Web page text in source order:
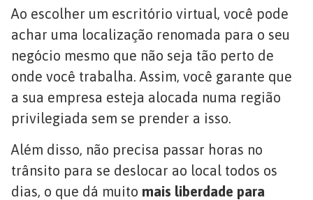
Ao escolher um escritório virtual, você pode
achar uma localização renomada para o seu
negócio mesmo que não seja tão perto de
onde você trabalha. Assim, você garante que
a sua empresa esteja alocada numa região
privilegiada sem se prender a isso.
Além disso, não precisa passar horas no
trânsito para se deslocar ao local todos os
dias, o que dá muito mais liberdade para